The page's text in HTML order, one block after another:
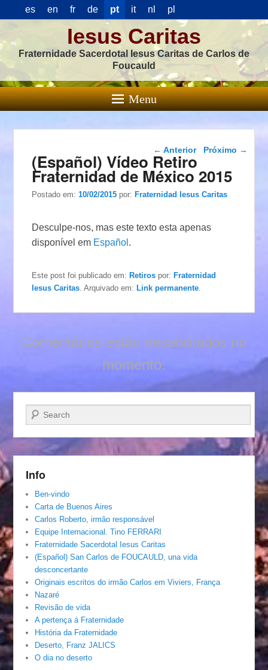
es en fr de pt it nl pl
Iesus Caritas
Fraternidade Sacerdotal Iesus Caritas de Carlos de
Foucauld
Menu
Navegação das
← Anterior Próximo →
(Español) Vídeo Retiro
Fraternidad de México 2015
Postado em:10/02/2015 por:Fraternidad Iesus Caritas
Desculpe-nos, mas este texto esta apenas
disponível em Español .
Este post foi publicado em:Retiros por:Fraternidad
Iesus Caritas . Arquivado em:Link permanente
Comentários estão desabilitados no
momento.
Pesquisar…
Info
Ben-vindo
Carta de Buenos Aires
Carlos Roberto, irmâo responsável
Equipe Internacional. Tino FERRARI
Fraternidade Sacerdotal Iesus Caritas
(Español) San Carlos de FOUCAULD, una vida
desconcertante
Originais escritos do irmão Carlos em Viviers, França
Nazaré
Revisão de vida
A pertença á Fraternidade
História da Fraternidade
Deserto, Franz JALICS
O dia no deserto